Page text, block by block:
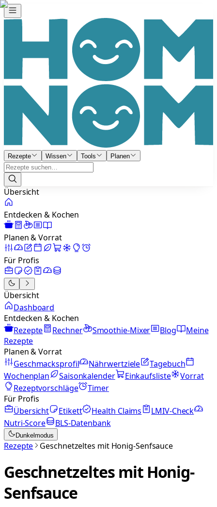
Rezepte Wissen Tools Planen
Übersicht
Entdecken & Kochen
Planen & Vorrat
Für Profis
Übersicht
Dashboard
Entdecken & Kochen
Rezepte
Rechner Smoothie-Mixer Blog
Meine
Rezepte
Planen & Vorrat
Geschmacksprofil
Nährwertziele
Tagebuch
Wochenplan
Saisonkalender Einkaufsliste
Vorrat
Rezeptvorschläge
Timer
Für Profis
Übersicht
Etikett Health Claims
LMIV-Check
Nutri-Score
BLS-Datenbank
Dunkelmodus
Rezepte Geschnetzeltes mit Honig-Senfsauce
Geschnetzeltes mit Honig-
Senfsauce